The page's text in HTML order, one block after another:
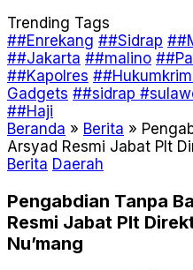
Trending Tags
##Enrekang ##Sidrap
##Jakarta ##malino
##Kapolres
Gadgets ##sidrap
##Haji
Beranda » Berita »
Arsyad Resmi Jabat Plt
Berita Daerah
Pengabdian Tanpa
Resmi Jabat Plt
Nu’mang